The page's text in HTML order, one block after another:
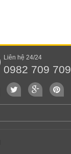
Liên hệ 24/24
0982 709 709